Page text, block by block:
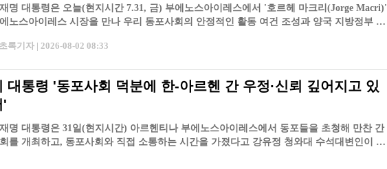
명 대통령은 오늘(현지시간 7.31, 금) 부에노스아이레스에서 '호르헤 마크리(Jorge Macri)'
노스아이레스 시장을 만나 우리 동포사회의 안정적인 활동 여건 조성과 양국 지방정부 간
록기자 | 2026-08-02 08:33
대통령 '동포사회 덕분에 한-아르헨 간 우정·신뢰 깊어지고 있
'
명 대통령은 31일(현지시간) 아르헨티나 부에노스아이레스에서 동포들을 초청해 만찬 간
를 개최하고, 동포사회와 직접 소통하는 시간을 가졌다고 강유정 청와대 수석대변인이 서